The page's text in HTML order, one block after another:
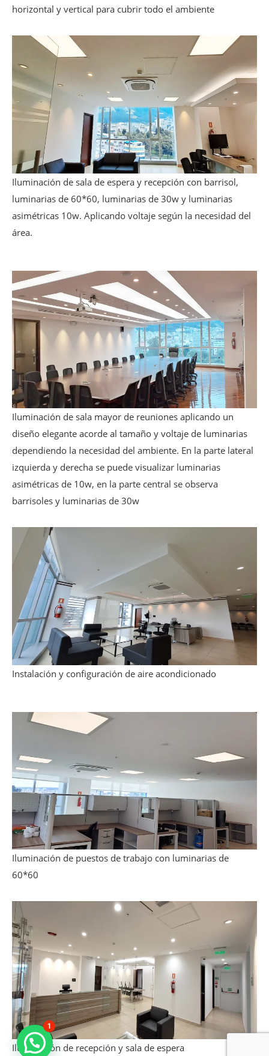
horizontal y vertical para cubrir todo el ambiente
Iluminación de sala de espera y recepción con barrisol,
luminarias de 60*60, luminarias de 30w y luminarias
asimétricas 10w. Aplicando voltaje según la necesidad del
área.
Iluminación de sala mayor de reuniones aplicando un
diseño elegante acorde al tamaño y voltaje de luminarias
dependiendo la necesidad del ambiente. En la parte lateral
izquierda y derecha se puede visualizar luminarias
asimétricas de 10w, en la parte central se observa
barrisoles y luminarias de 30w
Instalación y configuración de aire acondicionado
Iluminación de puestos de trabajo con luminarias de
60*60
Iluminación de recepción y sala de espera
1